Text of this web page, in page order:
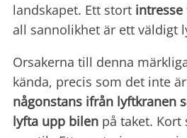
landskapet. Ett stort intresse
all sannolikhet är ett väldigt
Orsakerna till denna
kända, precis som det inte
någonstans ifrån lyftkranen
lyfta upp bilen på taket.